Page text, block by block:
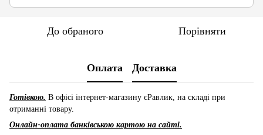
До обраного Порівняти
Оплата Доставка
Готівкою. В офісі інтернет-магазину єРавлик, на складі при
отриманні товару.
Онлайн-оплата банківською картою на сайті.